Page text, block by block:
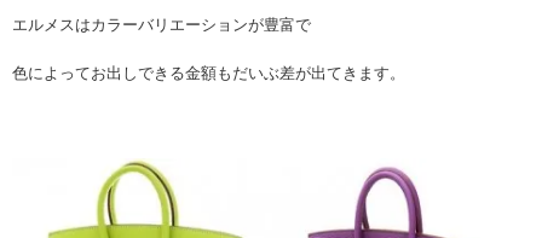
エルメスはカラーバリエーションが豊富で
色によってお出しできる金額もだいぶ差が出てきます。